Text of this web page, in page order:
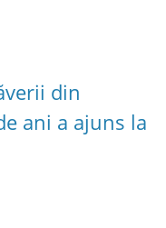
din
ani a ajuns la